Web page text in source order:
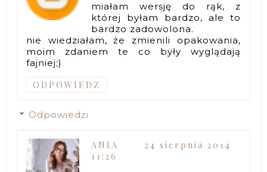
miałam wersję do rąk, z
której byłam bardzo, ale to
bardzo zadowolona.
nie wiedziałam, że zmienili opakowania,
moim zdaniem te co były wyglądają
fajniej;)
ODPOWIEDZ
Odpowiedzi
ANIA
24 sierpnia 2014
11:26